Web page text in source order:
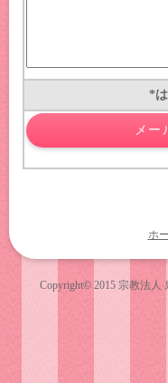
*
ホ
Copyright© 2015 宗教法人